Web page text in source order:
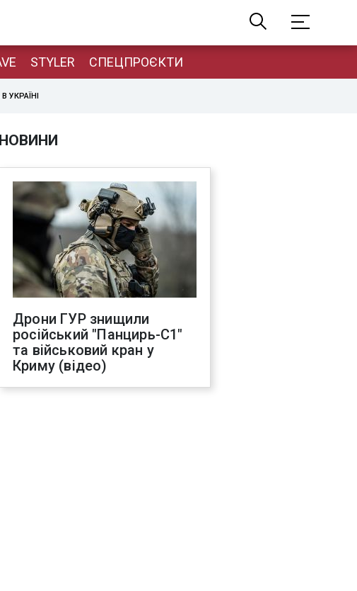
STYLER СПЕЦПРОЄКТИ
УКРАЇНІ
НОВИНИ
Дрони ГУР знищили
російський "Панцирь-С1"
та військовий кран у
Криму (відео)